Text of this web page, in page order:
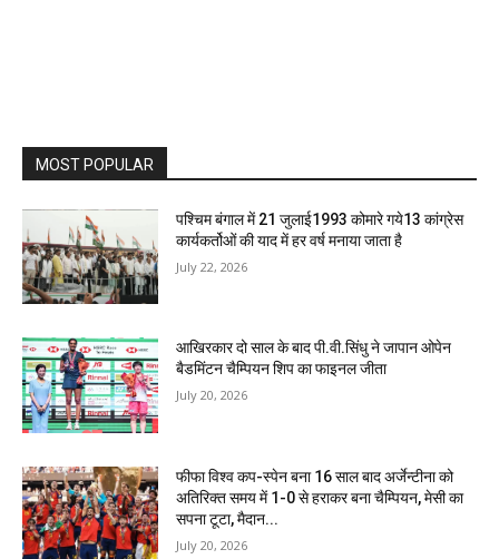
MOST POPULAR
पश्चिम बंगाल में 21 जुलाई1993 कोमारे गये13 कांग्रेस
कार्यकर्तोओं की याद में हर वर्ष मनाया जाता है
July 22, 2026
आखिरकार दो साल के बाद पी.वी.सिंधु ने जापान ओपेन
बैडमिंटन चैम्पियन शिप का फाइनल जीता
July 20, 2026
फीफा विश्व कप-स्पेन बना 16 साल बाद अर्जेन्टीना को
अतिरिक्त समय में 1-0 से हराकर बना चैम्पियन, मेसी का
सपना टूटा, मैदान...
July 20, 2026